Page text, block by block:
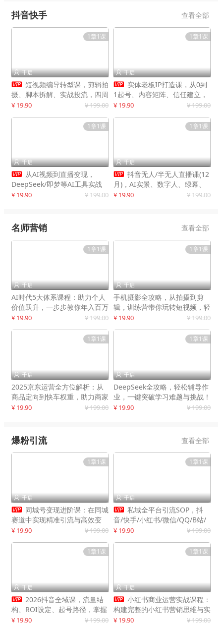
抖音快手 查看全部
1章1课
 千启
 短视频编导转型课，剪辑拍
摄、脚本拆解、实战投流，四周
系统教学，快速入行月入2w+
¥ 19.90 ¥ 199.00
1章1课
 千启
 实体老板IP打造课，从0到
1起号、内容矩阵、信任建立，
打造门店IP，稳定获客增收
¥ 19.90 ¥ 199.00
1章1课
 千启
 从AI视频到直播变现，
DeepSeek/即梦等AI工具实战
教学，生产爆款视频，打造高流
¥ 19.90 ¥ 199.00
1章1课
 千启
 抖音无人/半无人直播课(12
月)，AI实景、数字人、绿幕、
多种玩法、24小时自动盈利
¥ 19.90 ¥ 199.00
名师营销 查看全部
1章1课
 千启
AI时代5大体系课程：助力个人
价值跃升，一步步教你年入百万
¥ 19.90 ¥ 199.00
1章1课
 千启
手机摄影全攻略，从拍摄到剪
辑，训练营带你玩转短视频，轻
松拍大片
¥ 19.90 ¥ 199.00
1章1课
 千启
2025京东运营全方位解析：从
商品定向到快车权重，助力商家
打造爆款商品
¥ 19.90 ¥ 199.00
1章1课
 千启
DeepSeek全攻略，轻松辅导作
业，一键突破学习难题与挑战！
¥ 19.90 ¥ 199.00
爆粉引流 查看全部
1章1课
 千启
 同城号变现进阶课：在同城
赛道中实现精准引流与高效变
现，单店月引流成交额提升50%
¥ 19.90 ¥ 199.00
1章1课
 千启
 私域全平台引流SOP，抖
音/快手/小红书/微信/QQ/B站/
闲鱼等，技术合集，高效转化公
¥ 19.90 ¥ 199.00
1章1课
 千启
 2026抖音全域课，流量结
构、ROI设定、起号路径，掌握
平台新规下利润最大化
¥ 19.90 ¥ 199.00
1章1课
 千启
 小红书商业运营实战课程：
构建完整的小红书营销思维与实
战能力，案例店铺月销破百万！
¥ 19.90 ¥ 199.00